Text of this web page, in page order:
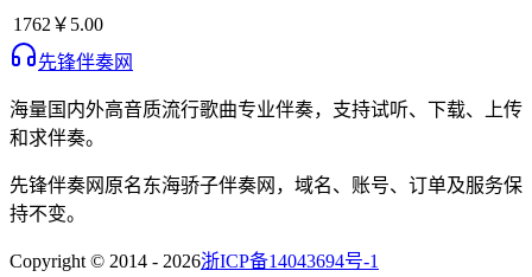
1762 ￥5.00
先锋伴奏网
海量国内外高音质流行歌曲专业伴奏，支持试听、下载、上传
和求伴奏。
先锋伴奏网 原名东海骄子伴奏网 ，域名、账号、订单及服务保
持不变。
Copyright © 2014 - 2026浙ICP备14043694号-1